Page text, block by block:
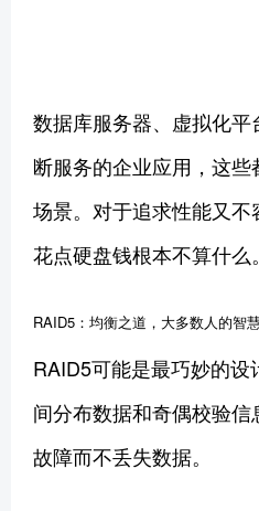
数据库服务器、虚拟化
断服务的企业应用，这
场景。对于追求性能又
花点硬盘钱根本不算什么。
RAID5：均衡之道，大多数人的智
RAID5可能是最巧妙的
间分布数据和奇偶校验
故障而不丢失数据。